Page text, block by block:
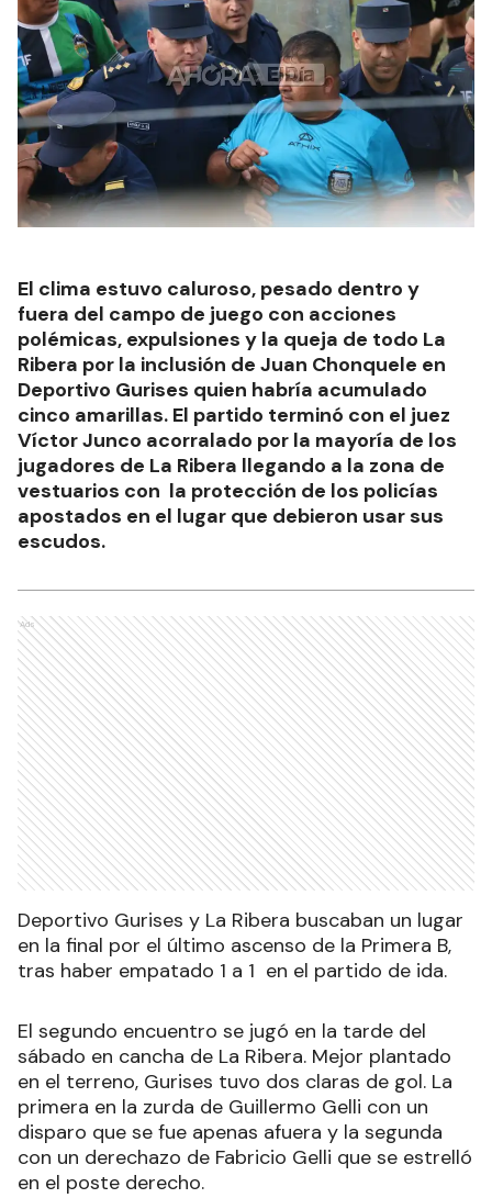
El clima estuvo caluroso, pesado dentro y
fuera del campo de juego con acciones
polémicas, expulsiones y la queja de todo La
Ribera por la inclusión de Juan Chonquele en
Deportivo Gurises quien habría acumulado
cinco amarillas. El partido terminó con el juez
Víctor Junco acorralado por la mayoría de los
jugadores de La Ribera llegando a la zona de
vestuarios con la protección de los policías
apostados en el lugar que debieron usar sus
escudos.
Ads
Deportivo Gurises y La Ribera buscaban un lugar
en la final por el último ascenso de la Primera B,
tras haber empatado 1 a 1 en el partido de ida.
El segundo encuentro se jugó en la tarde del
sábado en cancha de La Ribera. Mejor plantado
en el terreno, Gurises tuvo dos claras de gol. La
primera en la zurda de Guillermo Gelli con un
disparo que se fue apenas afuera y la segunda
con un derechazo de Fabricio Gelli que se estrelló
en el poste derecho.